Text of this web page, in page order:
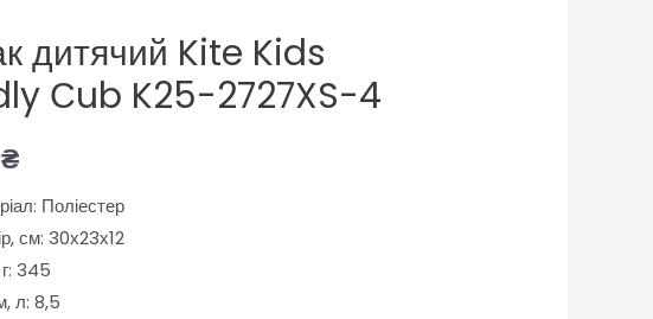
дитячий Kite Kids
Сub K25-2727XS-4
₴
Поліестер
см: 30х23х12
345
л: 8,5